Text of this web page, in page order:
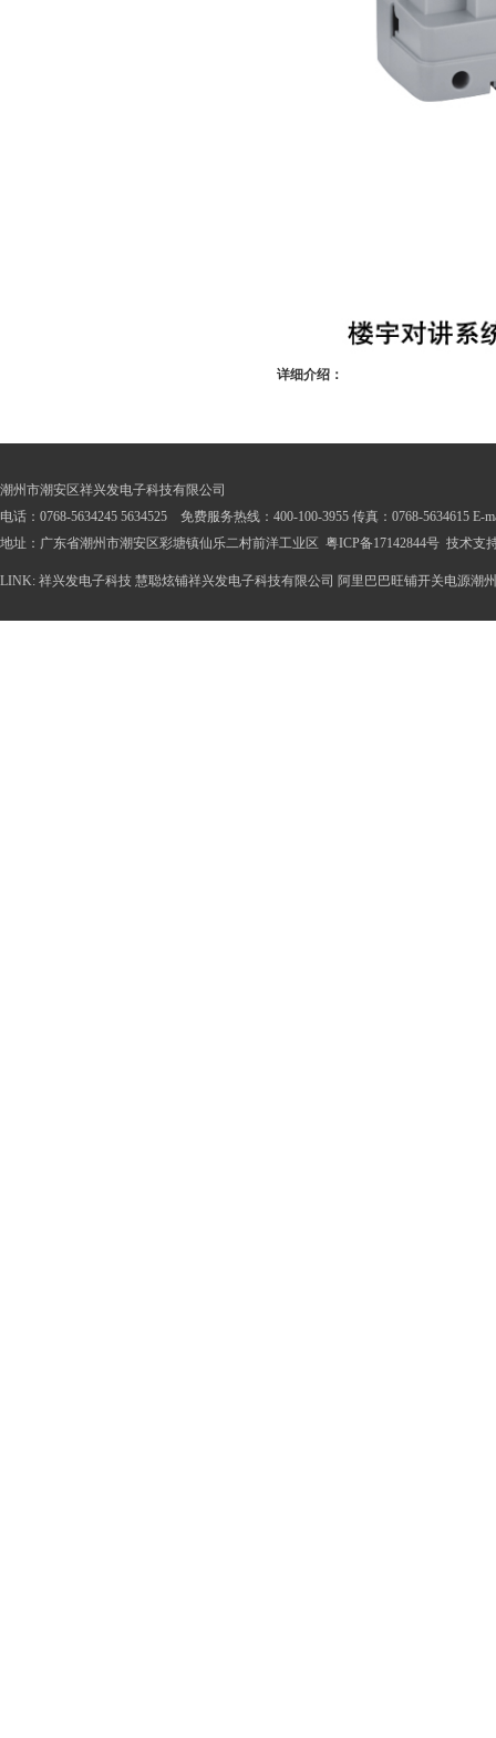
详细介绍：
潮州市潮安区祥兴发电子科技有限公司
电话：0768-5634245 5634525 免费服务热线：400-100-3955 传真：0768-5634615 E-
地址：广东省潮州市潮安区彩塘镇仙乐二村前洋工业区 粤ICP备17142844号 技术支
LINK: 祥兴发电子科技 慧聪炫铺祥兴发电子科技有限公司 阿里巴巴旺铺开关电源潮